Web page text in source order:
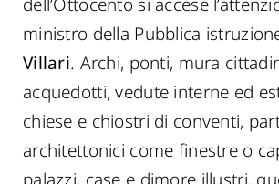
ministro della Pubblica
Villari. Archi, ponti, mura
acquedotti, vedute interne ed
chiese e chiostri di conventi,
architettonici come finestre o
palazzi, case e dimore illustri,